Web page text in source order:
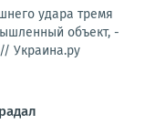
удара тремя
объект, -
Украина.ру